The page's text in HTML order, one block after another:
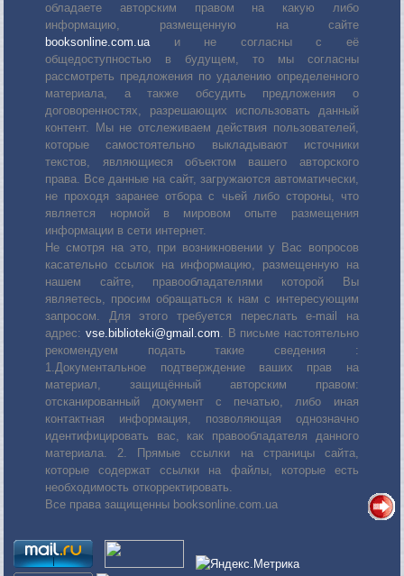
обладаете авторским правом на какую либо
информацию, размещенную на сайте
booksonline.com.uaи не согласны с её
общедоступностью в будущем, то мы согласны
рассмотреть предложения по удалению определенного
материала, а также обсудить предложения о
договоренностях, разрешающих использовать данный
контент. Мы не отслеживаем действия пользователей,
которые самостоятельно выкладывают источники
текстов, являющиеся объектом вашего авторского
права. Все данные на сайт, загружаются автоматически,
не проходя заранее отбора с чьей либо стороны, что
является нормой в мировом опыте размещения
информации в сети интернет.
Не смотря на это, при возникновении у Вас вопросов
касательно ссылок на информацию, размещенную на
нашем сайте, правообладателями которой Вы
являетесь, просим обращаться к нам с интересующим
запросом. Для этого требуется переслать е-mail на
адрес: vse.biblioteki@gmail.com. В письме настоятельно
рекомендуем подать такие сведения :
1.Документальное подтверждение ваших прав на
материал, защищённый авторским правом:
отсканированный документ с печатью, либо иная
контактная информация, позволяющая однозначно
идентифицировать вас, как правообладателя данного
материала. 2. Прямые ссылки на страницы сайта,
которые содержат ссылки на файлы, которые есть
необходимость откорректировать.
Все права защищенны booksonline.com.ua